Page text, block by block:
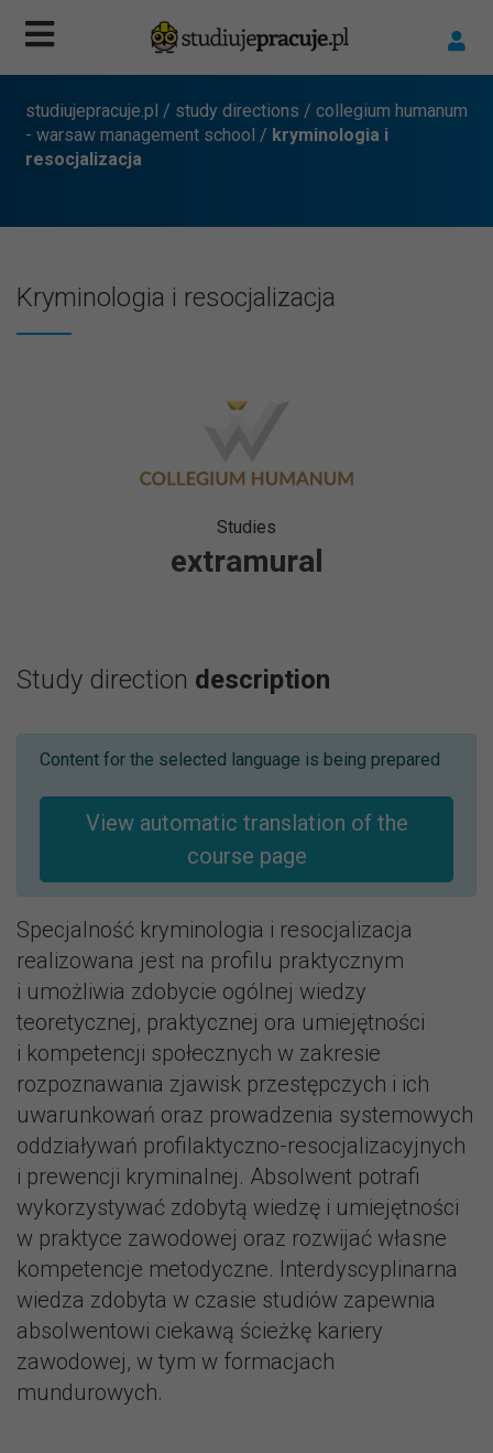
studiujepracuje.pl / study directions / collegium humanum
- warsaw management school / kryminologia i
resocjalizacja
Kryminologia i resocjalizacja
Studies
extramural
Study direction description
Content for the selected language is being prepared
View automatic translation of the
course page
Specjalność kryminologia i resocjalizacja
realizowana jest na profilu praktycznym
i umożliwia zdobycie ogólnej wiedzy
teoretycznej, praktycznej ora umiejętności
i kompetencji społecznych w zakresie
rozpoznawania zjawisk przestępczych i ich
uwarunkowań oraz prowadzenia systemowych
oddziaływań profilaktyczno-resocjalizacyjnych
i prewencji kryminalnej. Absolwent potrafi
wykorzystywać zdobytą wiedzę i umiejętności
w praktyce zawodowej oraz rozwijać własne
kompetencje metodyczne. Interdyscyplinarna
wiedza zdobyta w czasie studiów zapewnia
absolwentowi ciekawą ścieżkę kariery
zawodowej, w tym w formacjach
mundurowych.